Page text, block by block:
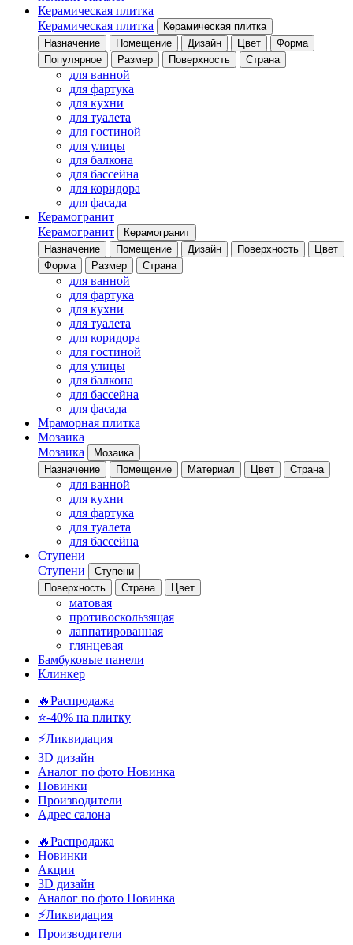
Керамическая плитка
Керамическая плитка
Керамическая плитка
Назначение
Помещение Дизайн Цвет
Форма
Популярное
Размер Поверхность Страна
для ванной
для фартука
для кухни
для туалета
для гостиной
для улицы
для балкона
для бассейна
для коридора
для фасада
Керамогранит
Керамогранит
Керамогранит
Назначение
Помещение Дизайн Поверхность
Цвет
Форма
Размер Страна
для ванной
для фартука
для кухни
для туалета
для коридора
для гостиной
для улицы
для балкона
для бассейна
для фасада
Мраморная плитка
Мозаика
Мозаика
Мозаика
Назначение
Помещение Материал Цвет Страна
для ванной
для кухни
для фартука
для туалета
для бассейна
Ступени
Ступени
Ступени
Поверхность
Страна Цвет
матовая
противоскользящая
лаппатированная
глянцевая
Бамбуковые панели
Клинкер
🔥Распродажа
⭐-40% на плитку
⚡️Ликвидация
3D дизайн
Аналог по фото Новинка
Новинки
Производители
Адрес салона
🔥Распродажа
Новинки
Акции
3D дизайн
Аналог по фото Новинка
⚡Ликвидация
Производители